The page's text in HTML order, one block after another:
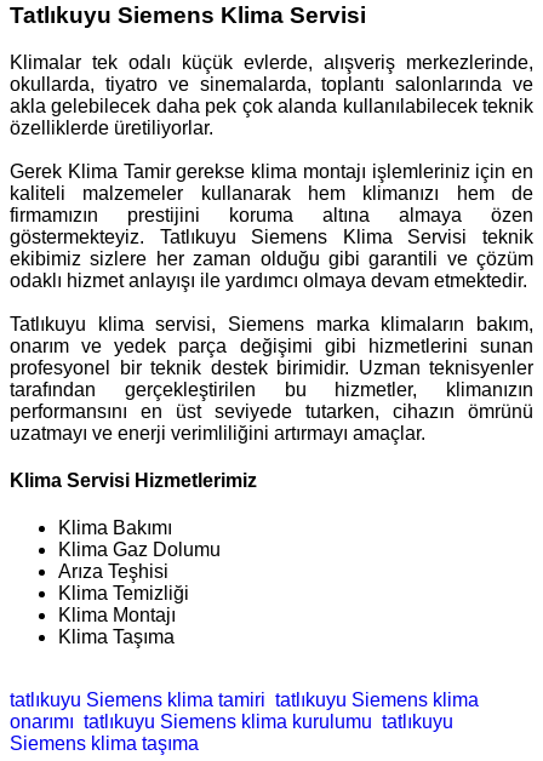
Tatlıkuyu Siemens Klima Servisi
Klimalar tek odalı küçük evlerde, alışveriş merkezlerinde,
okullarda, tiyatro ve sinemalarda, toplantı salonlarında ve
akla gelebilecek daha pek çok alanda kullanılabilecek teknik
özelliklerde üretiliyorlar.
Gerek Klima Tamir gerekse klima montajı işlemleriniz için en
kaliteli malzemeler kullanarak hem klimanızı hem de
firmamızın prestijini koruma altına almaya özen
göstermekteyiz. Tatlıkuyu Siemens Klima Servisi teknik
ekibimiz sizlere her zaman olduğu gibi garantili ve çözüm
odaklı hizmet anlayışı ile yardımcı olmaya devam etmektedir.
Tatlıkuyu klima servisi, Siemens marka klimaların bakım,
onarım ve yedek parça değişimi gibi hizmetlerini sunan
profesyonel bir teknik destek birimidir. Uzman teknisyenler
tarafından gerçekleştirilen bu hizmetler, klimanızın
performansını en üst seviyede tutarken, cihazın ömrünü
uzatmayı ve enerji verimliliğini artırmayı amaçlar.
Klima Servisi Hizmetlerimiz
Klima Bakımı
Klima Gaz Dolumu
Arıza Teşhisi
Klima Temizliği
Klima Montajı
Klima Taşıma
tatlıkuyu Siemens klima tamiri tatlıkuyu Siemens klima
onarımı tatlıkuyu Siemens klima kurulumu tatlıkuyu
Siemens klima taşıma